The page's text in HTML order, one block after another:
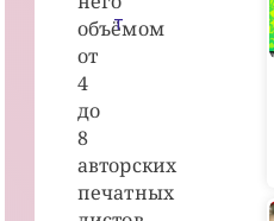
объёмом
от
4
до
8
авторских
печатных
Т